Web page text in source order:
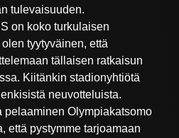
tulevaisuuden.
on koko turkulaisen
tyytyväinen, että
tällaisen ratkaisun
Kiitänkin stadionyhtiötä
neuvotteluista.
pelaaminen Olympiakatsomo
että pystymme tarjoamaan